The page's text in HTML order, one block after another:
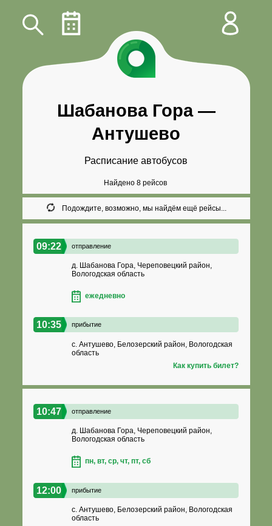
Шабанова Гора—
Антушево
Расписание автобусов
Найдено 8 рейсов
Подождите, возможно, мы найдём ещё рейсы...
09:22 отправление
д. Шабанова Гора, Череповецкий район,
Вологодская область
ежедневно
10:35 прибытие
с. Антушево, Белозерский район, Вологодская
область
Как купить билет?
10:47 отправление
д. Шабанова Гора, Череповецкий район,
Вологодская область
пн, вт, ср, чт, пт, сб
12:00 прибытие
с. Антушево, Белозерский район, Вологодская
область